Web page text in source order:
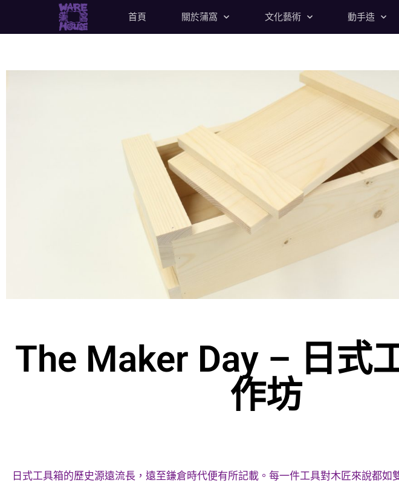
首頁 關於蒲窩 文化藝術 動手造
The Maker Day – 日式
作坊
日式工具箱的歷史源遠流長，遠至鎌倉時代便有所記載。每一件工具對木匠來說都如